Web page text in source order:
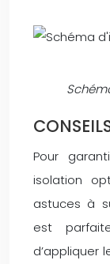
Pour
isolation
astuces à
est
d’appliquer